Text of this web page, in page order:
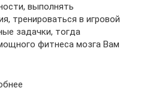
выполнять
тренироваться в игровой
задачки, тогда
фитнеса мозга Вам